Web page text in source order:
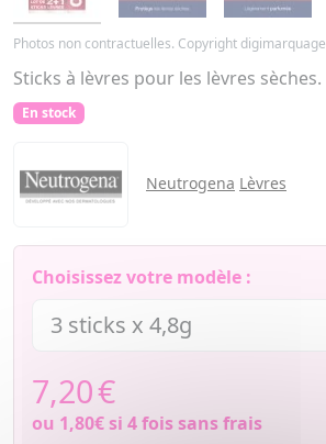
Photos non contractuelles. Copyright digimarquage
Sticks à lèvres pour les lèvres sèches.
En stock
Neutrogena Lèvres
Choisissez votre modèle :
7,20€
ou 1,80€si 4 fois sans frais